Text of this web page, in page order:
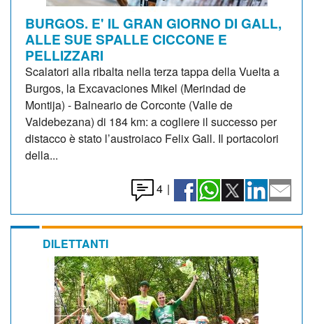
BURGOS. E' IL GRAN GIORNO DI GALL,
ALLE SUE SPALLE CICCONE E
PELLIZZARI
Scalatori alla ribalta nella terza tappa della Vuelta a
Burgos, la Excavaciones Mikel (Merindad de
Montija) - Balneario de Corconte (Valle de
Valdebezana) di 184 km: a cogliere il successo per
distacco è stato l’austroiaco Felix Gall. Il portacolori
della...
4 |
DILETTANTI